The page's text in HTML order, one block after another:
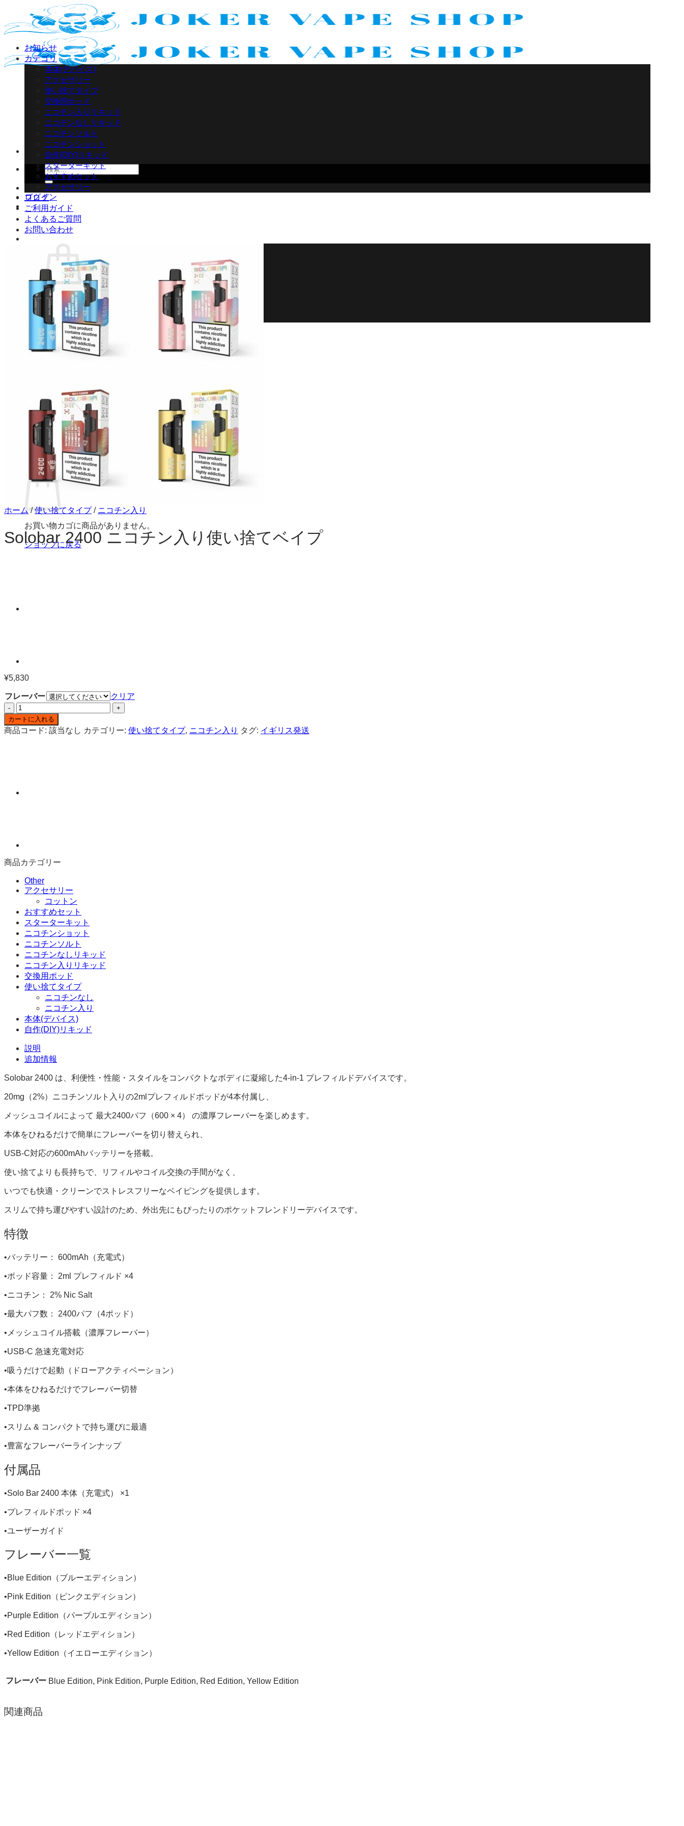
content
検
索
対
象:
ログイン
お買い物カゴに商品がありません。
ショップに戻る
カート0 商品 合計金額：
お買い物カゴ
お買い物カゴに商品がありません。
ショップに戻る
お知らせ
カテゴリ
本体(デバイス)
アクセサリー
使い捨てタイプ
交換用ポッド
ニコチン入りリキッド
ニコチンなしリキッド
ニコチンソルト
ニコチンショット
自作(DIY)リキッド
スターターキット
おすすめセット
アクセサリー
ブログ
ご利用ガイド
よくあるご質問
お問い合わせ
ホーム / 使い捨てタイプ / ニコチン入り
Solobar 2400 ニコチン入り使い捨てベイプ
¥5,830
フレーバー
クリア
Solobar
2400
ニ
コ
イ
個
カートに入れる
商品コード: 該当なし カテゴリー: 使い捨てタイプ, ニコチン入り タグ: イギリス発送
商品カテゴリー
Other
アクセサリー
コットン
おすすめセット
スターターキット
ニコチンショット
ニコチンソルト
ニコチンなしリキッド
ニコチン入りリキッド
交換用ポッド
使い捨てタイプ
ニコチンなし
ニコチン入り
本体(デバイス)
自作(DIY)リキッド
説明
追加情報
Solobar 2400 は、利便性・性能・スタイルをコンパクトなボディに凝縮した4-in-1 プレフィルドデバイスです。
20mg（2%）ニコチンソルト入りの2mlプレフィルドポッドが4本付属し、
メッシュコイルによって 最大2400パフ（600 × 4） の濃厚フレーバーを楽しめます。
本体をひねるだけで簡単にフレーバーを切り替えられ、
USB-C対応の600mAhバッテリーを搭載。
使い捨てよりも長持ちで、リフィルやコイル交換の手間がなく、
いつでも快適・クリーンでストレスフリーなベイピングを提供します。
スリムで持ち運びやすい設計のため、外出先にもぴったりのポケットフレンドリーデバイスです。
特徴
•バッテリー： 600mAh（充電式）
•ポッド容量： 2ml プレフィルド ×4
•ニコチン： 2% Nic Salt
•最大パフ数： 2400パフ（4ポッド）
•メッシュコイル搭載（濃厚フレーバー）
•USB-C 急速充電対応
•吸うだけで起動（ドローアクティベーション）
•本体をひねるだけでフレーバー切替
•TPD準拠
•スリム & コンパクトで持ち運びに最適
•豊富なフレーバーラインナップ
付属品
•Solo Bar 2400 本体（充電式） ×1
•プレフィルドポッド ×4
•ユーザーガイド
フレーバー一覧
•Blue Edition（ブルーエディション）
•Pink Edition（ピンクエディション）
•Purple Edition（パープルエディション）
•Red Edition（レッドエディション）
•Yellow Edition（イエローエディション）
フレーバー Blue Edition, Pink Edition, Purple Edition, Red Edition, Yellow Edition
関連商品